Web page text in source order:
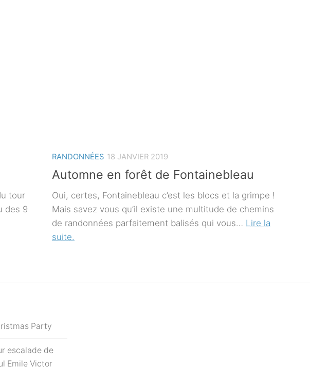
tour
des 9
RANDONNÉES 18 JANVIER 2019
Automne en forêt de Fontainebleau
Oui, certes, Fontainebleau c’est les blocs et la grimpe !
Mais savez vous qu’il existe une multitude de chemins
de randonnées parfaitement balisés qui vous… Lire la
suite.
Party
escalade de
Emile Victor